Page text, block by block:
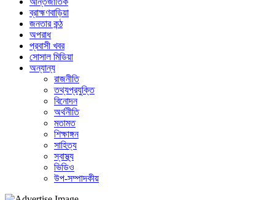
ব্রাহ্মণবাড়িয়া
জনতার কন্ঠ
অপরাধ
প্রবাসী খবর
সোসাল মিডিয়া
অন্যান্য
রাজনীতি
তথ্যপ্রযুক্তি
বিনোদন
অর্থনীতি
মতামত
শিক্ষাঙ্গন
সাহিত্য
স্বাস্থ্য
ভিডিও
উপ-সম্পাদকীয়